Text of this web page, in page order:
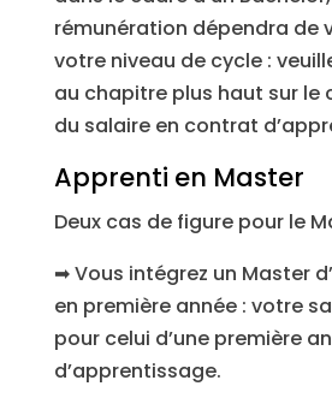
rémunération dépendra de
votre niveau de cycle :
au chapitre plus haut sur le
du salaire en contrat
Apprenti en Master
Deux cas de figure pour le
➡ Vous intégrez un Master
en première année : votre
pour celui d’une première
d’apprentissage.